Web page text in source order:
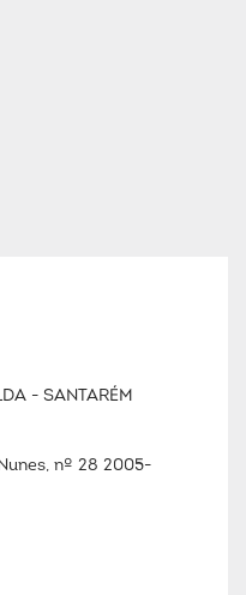
- SANTARÉM
nº 28 2005-